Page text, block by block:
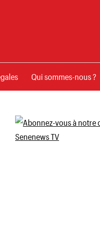
Qui sommes-nous ?